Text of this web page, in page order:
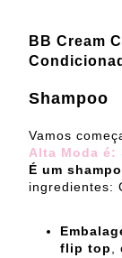
BB Cream
Shampoo
Vamos
Alta Moda é:
É um
ingredientes:
flip top